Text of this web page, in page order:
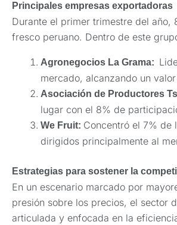
Principales empresas exportadoras
Durante el primer trimestre del
fresco peruano. Dentro de este
Agronegocios La Grama:
mercado, alcanzando un
Asociación de Productores
lugar con el 8% de
We Fruit: Concentró el 7% de
dirigidos principalmente al
Estrategias para sostener la
En un escenario marcado por
presión sobre los precios, el sector
articulada y enfocada en la